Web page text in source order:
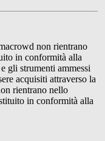
non rientrano
in conformità alla
gli strumenti ammessi
acquisiti attraverso la
rientrano nello
in conformità alla